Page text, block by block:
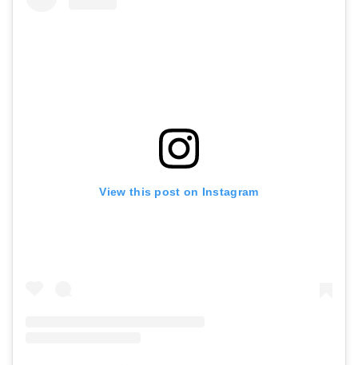
View this post on Instagram